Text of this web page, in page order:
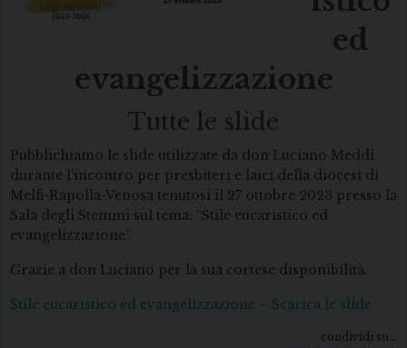
ed
evangelizzazione
Tutte le slide
Pubblichiamo le slide utilizzate da don Luciano Meddi
durante l’incontro per presbiteri e laici della diocesi di
Melfi-Rapolla-Venosa tenutosi il 27 ottobre 2023 presso la
Sala degli Stemmi sul tema: “Stile eucaristico ed
evangelizzazione”.
Grazie a don Luciano per la sua cortese disponibilità.
Stile eucaristico ed evangelizzazione – Scarica le slide
condividi su...